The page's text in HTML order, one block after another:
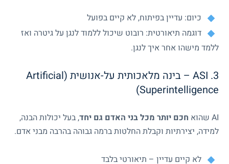
כיום: עדיין בפיתוח, לא קיים בפועל
דוגמה תיאורטית: רובוט שיכול ללמוד לנגן על גיטרה ואז
ללמד מישהו אחר איך לנגן.
3. ASI – בינה מלאכותית על-אנושית (Artificial
Superintelligence)
AI שהוא חכם יותר מכל בני האדם גם יחד, בעל יכולות הבנה,
למידה, יצירתיות וקבלת החלטות ברמה גבוהה בהרבה מבני אדם.
לא קיים עדיין – תיאורטי בלבד